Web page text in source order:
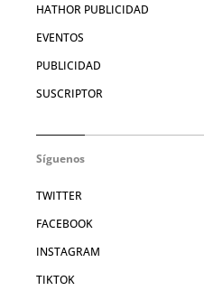
HATHOR PUBLICIDAD
EVENTOS
PUBLICIDAD
SUSCRIPTOR
Síguenos
TWITTER
FACEBOOK
INSTAGRAM
TIKTOK